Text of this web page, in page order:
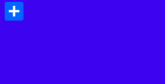
Email